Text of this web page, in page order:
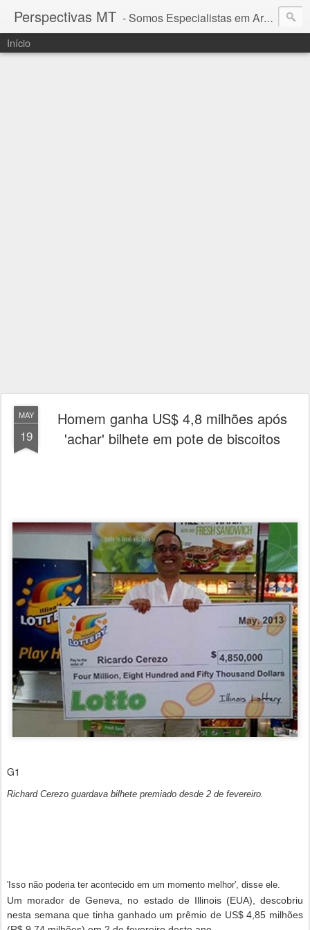
Perspectivas MT - Somos Especialistas em Araguaia - Mato Grosso
Início
MAY
19
Homem ganha US$ 4,8 milhões após
'achar' bilhete em pote de biscoitos
G1
Richard Cerezo guardava bilhete premiado desde 2 de fevereiro.
'Isso não poderia ter acontecido em um momento melhor', disse ele.
Um morador de Geneva, no estado de Illinois (EUA), descobriu
nesta semana que tinha ganhado um prêmio de US$ 4,85 milhões